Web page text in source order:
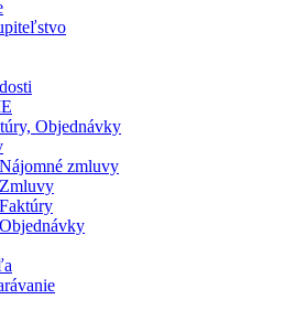
Objednávky
Nájomné zmluvy
Zmluvy
Faktúry
Objednávky